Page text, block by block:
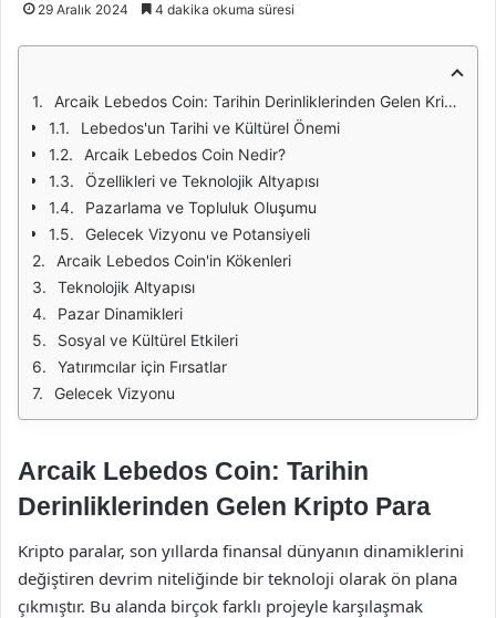
29 Aralık 2024 4 dakika okuma süresi
Arcaik Lebedos Coin: Tarihin Derinliklerinden Gelen Kripto Para
Lebedos'un Tarihi ve Kültürel Önemi
Arcaik Lebedos Coin Nedir?
Özellikleri ve Teknolojik Altyapısı
Pazarlama ve Topluluk Oluşumu
Gelecek Vizyonu ve Potansiyeli
Arcaik Lebedos Coin'in Kökenleri
Teknolojik Altyapısı
Pazar Dinamikleri
Sosyal ve Kültürel Etkileri
Yatırımcılar için Fırsatlar
Gelecek Vizyonu
Arcaik Lebedos Coin: Tarihin
Derinliklerinden Gelen Kripto Para
Kripto paralar, son yıllarda finansal dünyanın dinamiklerini
değiştiren devrim niteliğinde bir teknoloji olarak ön plana
çıkmıştır. Bu alanda birçok farklı projeyle karşılaşmak